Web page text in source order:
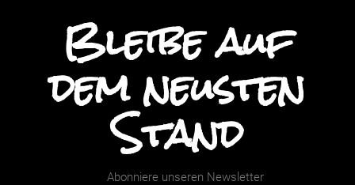
Bleibe auf
dem neusten
Stand
Abonniere unseren Newsletter